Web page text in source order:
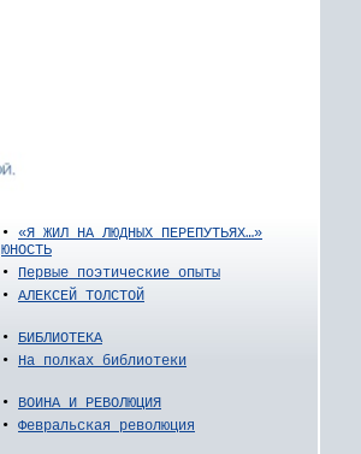
• «Я ЖИЛ НА ЛЮДНЫХ ПЕРЕПУТЬЯХ…»
ЮНОСТЬ
• Первые поэтические опыты
• АЛЕКСЕЙ ТОЛСТОЙ
• БИБЛИОТЕКА
• На полках библиотеки
• ВОИНА И РЕВОЛЮЦИЯ
• Февральская революция